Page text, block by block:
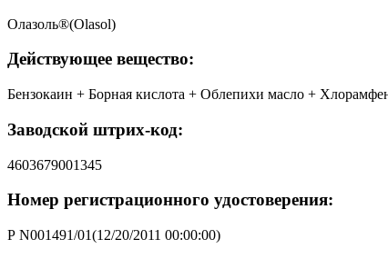
Олазоль®(Olasol)
Действующее вещество:
Бензокаин + Борная кислота + Облепихи масло +
Заводской штрих-код:
4603679001345
Номер регистрационного удостоверения:
Р N001491/01(12/20/2011 00:00:00)